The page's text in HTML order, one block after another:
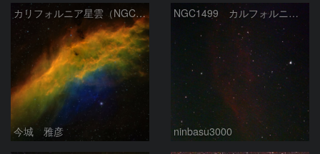
カリフォルニア星雲（NGC 1499）
今城 雅彦
NGC1499 カルフォルニア星雲
ninbasu3000